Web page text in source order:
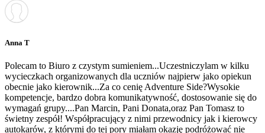
Anna T
Polecam to Biuro z czystym sumieniem...Uczestniczylam w kilku
wycieczkach organizowanych dla uczniów najpierw jako opiekun
obecnie jako kierownik...Za co cenię Adventure Side?Wysokie
kompetencje, bardzo dobra komunikatywność, dostosowanie się do
wymagań grupy....Pan Marcin, Pani Donata,oraz Pan Tomasz to
świetny zespół! Współpracujący z nimi przewodnicy jak i kierowcy
autokarów, z którymi do tej pory miałam okazję podróżować nie